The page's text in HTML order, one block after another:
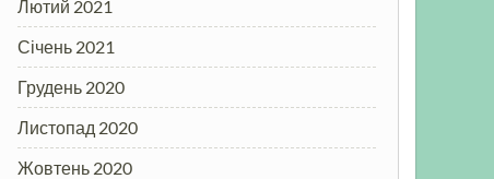
Лютий 2021
Січень 2021
Грудень 2020
Листопад 2020
Жовтень 2020